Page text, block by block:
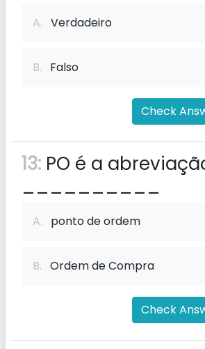
A. Verdadeiro
B. Falso
Check
13: PO é a
__________
A. ponto de ordem
B. Ordem de Compra
Check